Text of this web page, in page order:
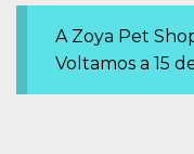
A Zoya Pet
Voltamos a 15